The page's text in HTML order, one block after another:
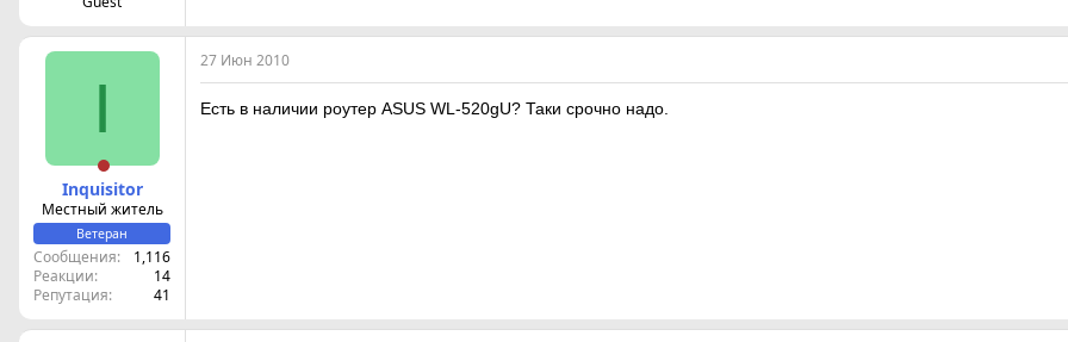
I
Inquisitor
Местный житель
Ветеран
Сообщения
1,116
Реакции
14
Репутация
41
27 Июн 2010
Есть в наличии роутер ASUS WL-520gU? Таки срочно надо.